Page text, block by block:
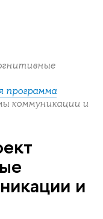
программа
коммуникации и
и